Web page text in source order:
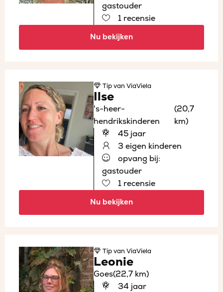
gastouder
1 recensie
Nu bekijken
Tipvan ViaViela
Ilse
's-heer-
hendrikskinderen
(20,7
km)
45 jaar
3 eigen kinderen
opvang bij:
gastouder
1 recensie
Nu bekijken
Tipvan ViaViela
Leonie
Goes(22,7 km)
34 jaar